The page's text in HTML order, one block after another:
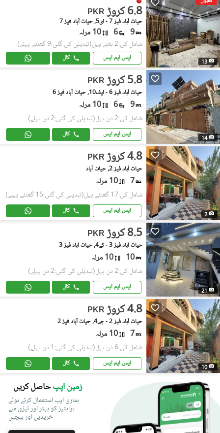
13
PKR 6.8 کروڑ
حیات آباد فیز 7 - ای5, حیات آباد فیز 7
9
6 10 مرلہ
شامل کی:2 ہفتے پہل (تبدیلی کی گئی:9 گھنٹے پہلے)
ایس ایم ایس کال
14
PKR 5.8 کروڑ
حیات آباد فیز 6 - ایف10, حیات آباد فیز 6
9
6 10 مرلہ
شامل کی:2 دن پہل (تبدیلی کی گئی:2 دن پہلے)
ایس ایم ایس کال
2
PKR 4.8 کروڑ
حیات آباد فیز 2, حیات آباد
7 10 مرلہ
شامل کی:17 گھنٹے پہل (تبدیلی کی گئی:15 گھنٹے پہلے)
ایس ایم ایس کال
21
PKR 8.5 کروڑ
حیات آباد فیز 3 - کے4, حیات آباد فیز 3
10 10 مرلہ
شامل کی:2 دن پہل (تبدیلی کی گئی:2 دن پہلے)
ایس ایم ایس کال
10
PKR 4.8 کروڑ
حیات آباد فیز 2 - جے4, حیات آباد فیز 2
7 10 مرلہ
شامل کی:6 دن پہل (تبدیلی کی گئی:1 دن پہلے)
ایس ایم ایس کال
زمین اپپحاصل کریں
ہماری ایپ استعمال کرتے ہوئے
پراپٹیز کو بہتر اور تیزی سے
خریدیں اور بیچیں